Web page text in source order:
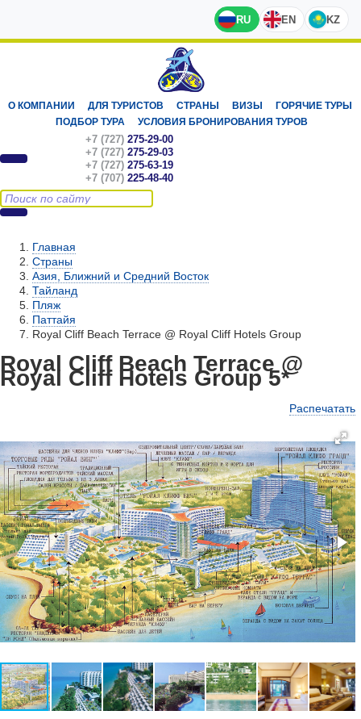
RU EN KZ
О КОМПАНИИ ДЛЯ ТУРИСТОВ СТРАНЫ ВИЗЫ
ГОРЯЧИЕ ТУРЫ
ПОДБОР ТУРА
УСЛОВИЯ БРОНИРОВАНИЯ ТУРОВ
+7 (727) 275-29-00
+7 (727) 275-29-03
+7 (727) 275-63-19
+7 (707) 225-48-40
Главная
Страны
Азия, Ближний и Средний Восток
Тайланд
Пляж
Паттайя
Royal Cliff Beach Terrace @ Royal Cliff Hotels Group
Royal Cliff Beach Terrace @
Royal Cliff Hotels Group 5*
Распечатать